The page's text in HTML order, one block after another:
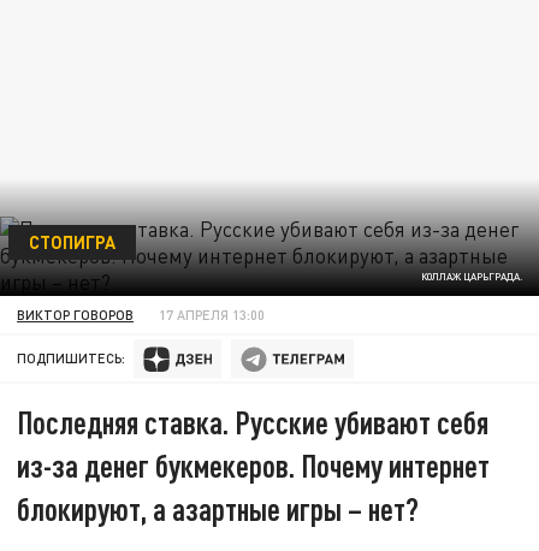
КОЛЛАЖ ЦАРЬГРАДА.
СТОПИГРА
ВИКТОР ГОВОРОВ 17 АПРЕЛЯ 13:00
ПОДПИШИТЕСЬ:
Последняя ставка. Русские убивают себя
из-за денег букмекеров. Почему интернет
блокируют, а азартные игры – нет?